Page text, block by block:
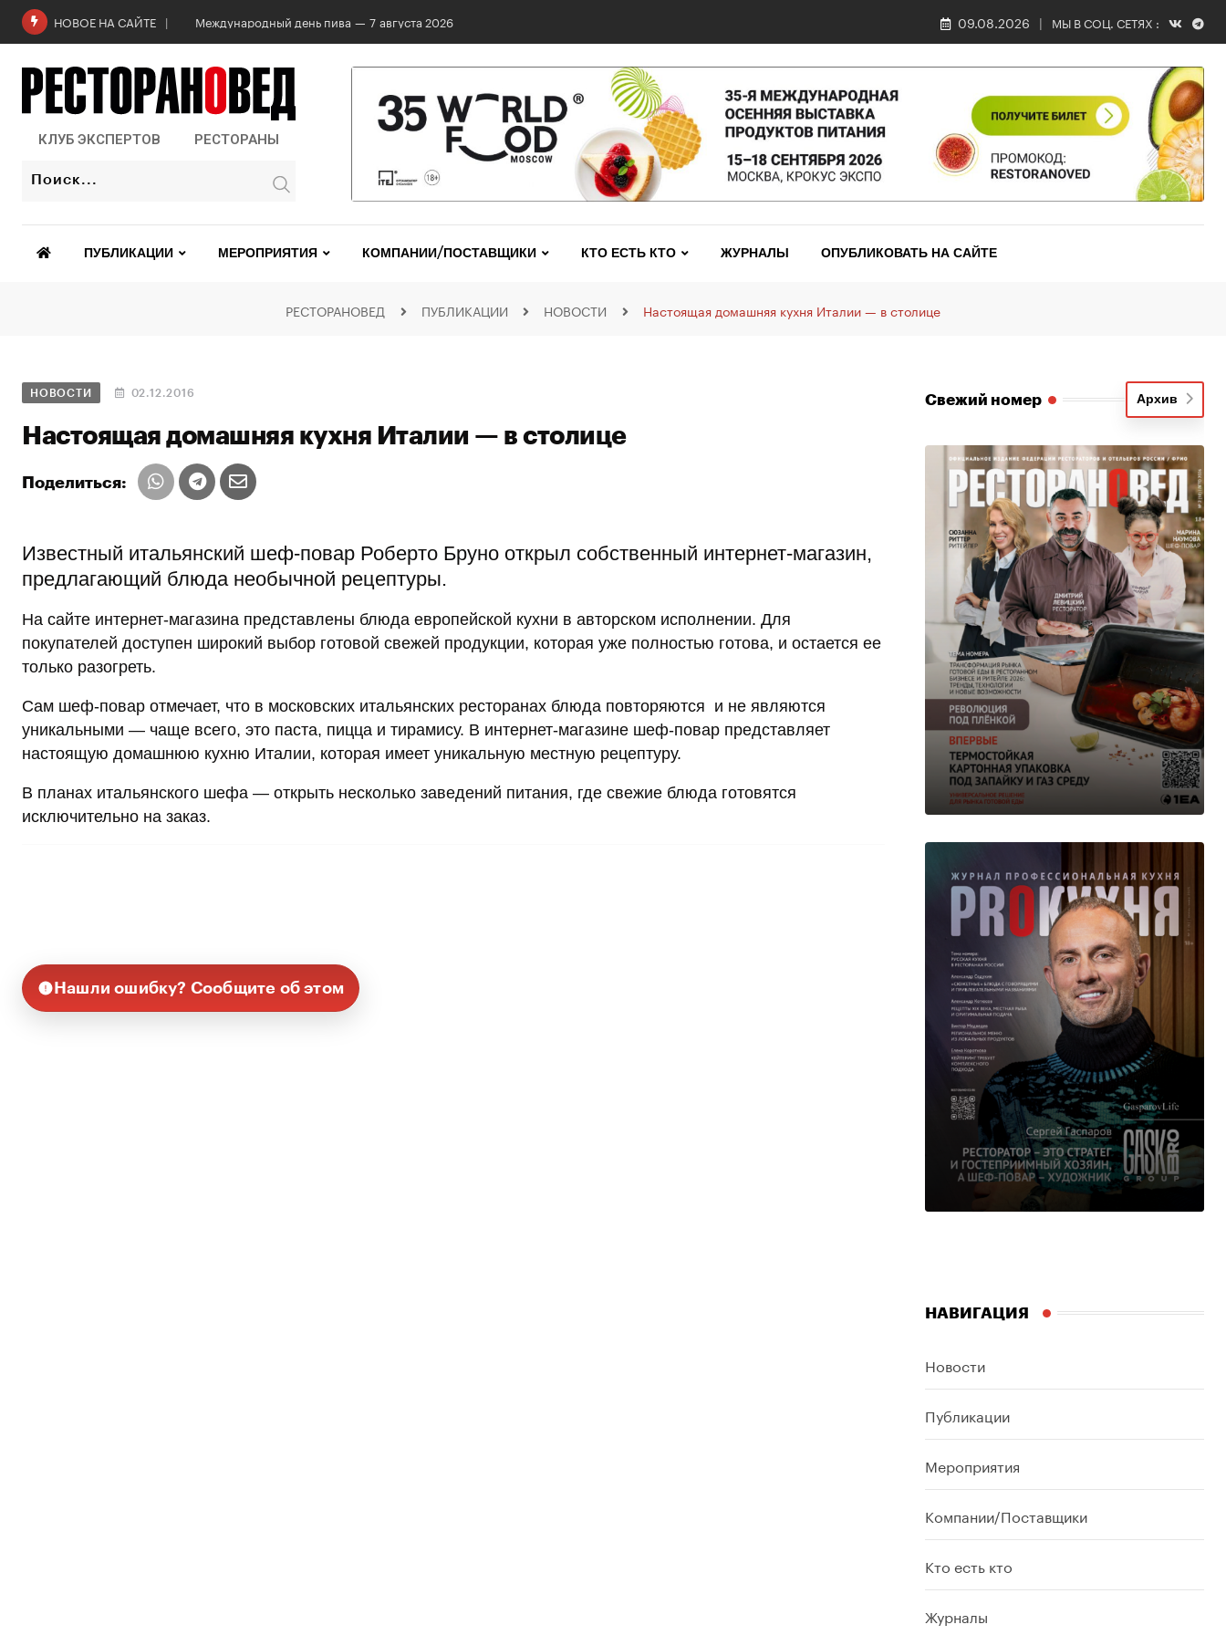
НОВОЕ НА САЙТЕ Международный день пива — 7 августа 2026 09.08.2026 МЫ В СОЦ. СЕТЯХ :
КЛУБ ЭКСПЕРТОВ РЕСТОРАНЫ
ПУБЛИКАЦИИ МЕРОПРИЯТИЯ КОМПАНИИ/ПОСТАВЩИКИ КТО ЕСТЬ КТО ЖУРНАЛЫ ОПУБЛИКОВАТЬ НА САЙТЕ
РЕСТОРАНОВЕД ПУБЛИКАЦИИ НОВОСТИ Настоящая домашняя кухня Италии — в столице
НОВОСТИ 02.12.2016
Настоящая домашняя кухня Италии — в столице
Поделиться:
Известный итальянский шеф-повар Роберто Бруно открыл собственный интернет-магазин,
предлагающий блюда необычной рецептуры.
На сайте интернет-магазина представлены блюда европейской кухни в авторском исполнении. Для
покупателей доступен широкий выбор готовой свежей продукции, которая уже полностью готова, и остается ее
только разогреть.
Сам шеф-повар отмечает, что в московских итальянских ресторанах блюда повторяются и не являются
уникальными — чаще всего, это паста, пицца и тирамису. В интернет-магазине шеф-повар представляет
настоящую домашнюю кухню Италии, которая имеет уникальную местную рецептуру.
В планах итальянского шефа — открыть несколько заведений питания, где свежие блюда готовятся
исключительно на заказ.
Нашли ошибку? Сообщите об этом
Свежий номер Архив
НАВИГАЦИЯ
Новости
Публикации
Мероприятия
Компании/Поставщики
Кто есть кто
Журналы